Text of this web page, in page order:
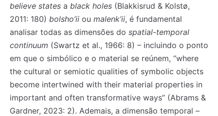
believe states a black holes (Blakkisrud & Kolstø,
2011: 180) bolsho’ii ou malenk’ii, é fundamental
analisar todas as dimensões do spatial-temporal
continuum (Swartz et al., 1966: 8) – incluindo o ponto
em que o simbólico e o material se reúnem, “where
the cultural or semiotic qualities of symbolic objects
become intertwined with their material properties in
important and often transformative ways” (Abrams &
Gardner, 2023: 2). Ademais, a dimensão temporal –